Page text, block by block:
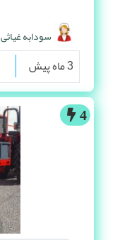
سودابه غیاثی
3 ماه پیش
4